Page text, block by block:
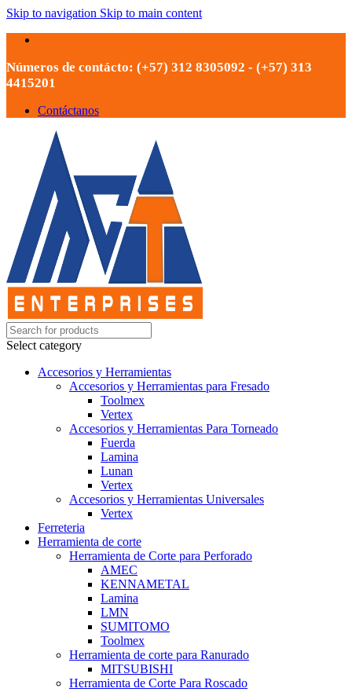
Skip to navigation Skip to main content
Números de contácto: (+57) 312 8305092 - (+57) 313
4415201
Contáctanos
Select category
Accesorios y Herramientas
Accesorios y Herramientas para Fresado
Toolmex
Vertex
Accesorios y Herramientas Para Torneado
Fuerda
Lamina
Lunan
Vertex
Accesorios y Herramientas Universales
Vertex
Ferreteria
Herramienta de corte
Herramienta de Corte para Perforado
AMEC
KENNAMETAL
Lamina
LMN
SUMITOMO
Toolmex
Herramienta de corte para Ranurado
MITSUBISHI
Herramienta de Corte Para Roscado